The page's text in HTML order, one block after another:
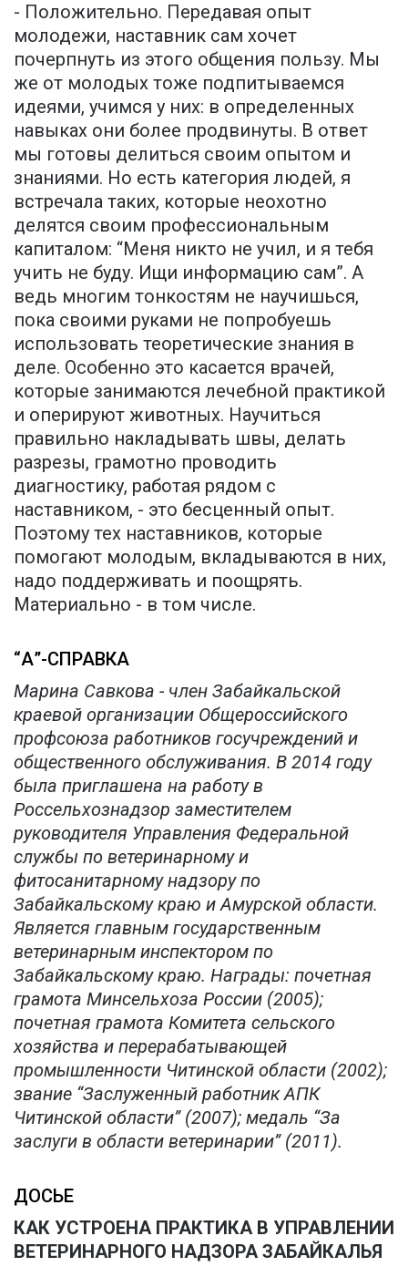
- Положительно. Передавая опыт
молодежи, наставник сам хочет
почерпнуть из этого общения пользу. Мы
же от молодых тоже подпитываемся
идеями, учимся у них: в определенных
навыках они более продвинуты. В ответ
мы готовы делиться своим опытом и
знаниями. Но есть категория людей, я
встречала таких, которые неохотно
делятся своим профессиональным
капиталом: “Меня никто не учил, и я тебя
учить не буду. Ищи информацию сам”. А
ведь многим тонкостям не научишься,
пока своими руками не попробуешь
использовать теоретические знания в
деле. Особенно это касается врачей,
которые занимаются лечебной практикой
и оперируют животных. Научиться
правильно накладывать швы, делать
разрезы, грамотно проводить
диагностику, работая рядом с
наставником, - это бесценный опыт.
Поэтому тех наставников, которые
помогают молодым, вкладываются в них,
надо поддерживать и поощрять.
Материально - в том числе.
“А”-СПРАВКА
Марина Савкова - член Забайкальской
краевой организации Общероссийского
профсоюза работников госучреждений и
общественного обслуживания. В 2014 году
была приглашена на работу в
Россельхознадзор заместителем
руководителя Управления Федеральной
службы по ветеринарному и
фитосанитарному надзору по
Забайкальскому краю и Амурской области.
Является главным государственным
ветеринарным инспектором по
Забайкальскому краю. Награды: почетная
грамота Минсельхоза России (2005);
почетная грамота Комитета сельского
хозяйства и перерабатывающей
промышленности Читинской области (2002);
звание “Заслуженный работник АПК
Читинской области” (2007); медаль “За
заслуги в области ветеринарии” (2011).
ДОСЬЕ
КАК УСТРОЕНА ПРАКТИКА В УПРАВЛЕНИИ
ВЕТЕРИНАРНОГО НАДЗОРА ЗАБАЙКАЛЬЯ